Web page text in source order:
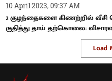
10 April 2023, 09:37 AM
2 குழந்தைகளை கிணற்றில்
குதித்து தாய் தற்கொலை:
Load